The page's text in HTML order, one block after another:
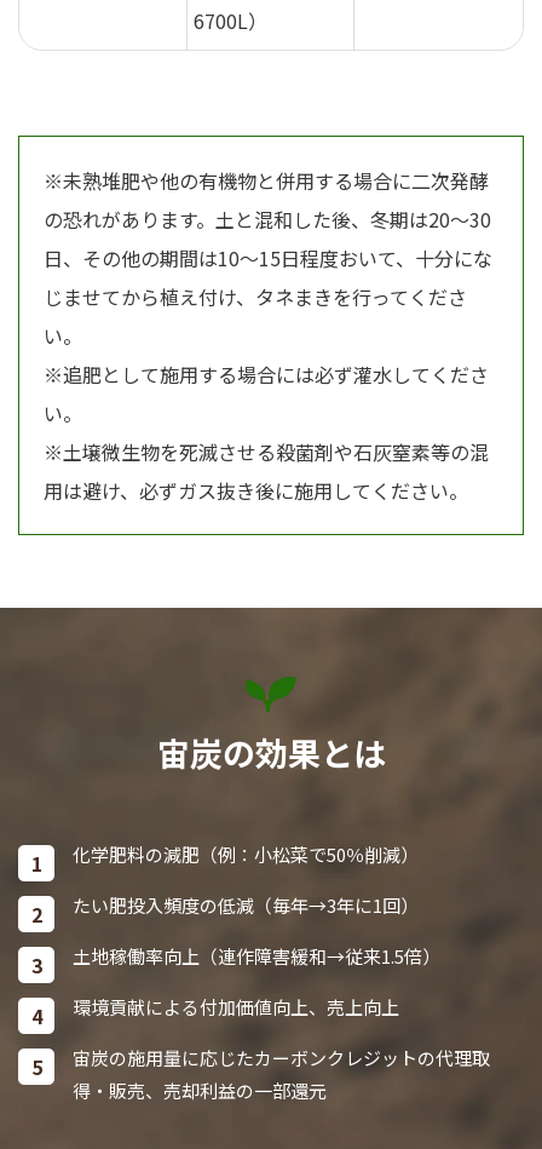
6700L）
※未熟堆肥や他の有機物と併用する場合に二次発酵
の恐れがあります。土と混和した後、冬期は20～30
日、その他の期間は10～15日程度おいて、十分にな
じませてから植え付け、タネまきを行ってくださ
い。
※追肥として施用する場合には必ず灌水してくださ
い。
※土壌微生物を死滅させる殺菌剤や石灰窒素等の混
用は避け、必ずガス抜き後に施用してください。
宙炭の効果とは
化学肥料の減肥（例：小松菜で50％削減）
たい肥投入頻度の低減（毎年→3年に1回）
土地稼働率向上（連作障害緩和→従来1.5倍）
環境貢献による付加価値向上、売上向上
宙炭の施用量に応じたカーボンクレジットの代理取
得・販売、売却利益の一部還元